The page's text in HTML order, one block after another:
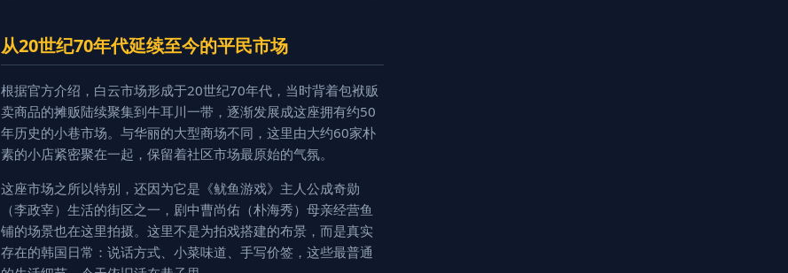
从20世纪70年代延续至今的平民市场
根据官方介绍，白云市场形成于20世纪70年代，当时背着包袱贩
卖商品的摊贩陆续聚集到牛耳川一带，逐渐发展成这座拥有约50
年历史的小巷市场。与华丽的大型商场不同，这里由大约60家朴
素的小店紧密聚在一起，保留着社区市场最原始的气氛。
这座市场之所以特别，还因为它是《鱿鱼游戏》主人公成奇勋
（李政宰）生活的街区之一，剧中曹尚佑（朴海秀）母亲经营鱼
铺的场景也在这里拍摄。这里不是为拍戏搭建的布景，而是真实
存在的韩国日常：说话方式、小菜味道、手写价签，这些最普通